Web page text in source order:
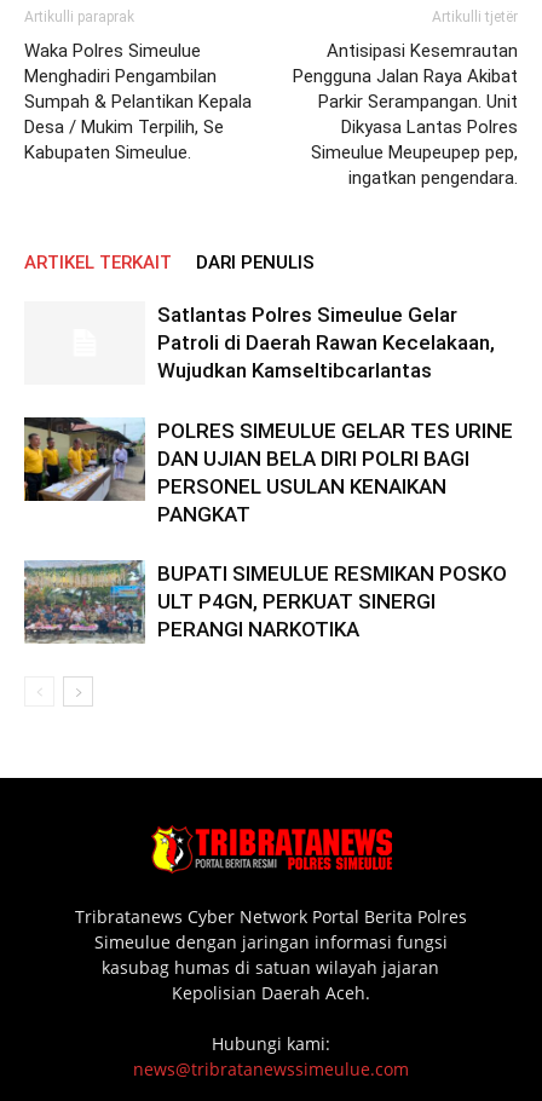
Artikulli paraprak
Waka Polres Simeulue
Menghadiri Pengambilan
Sumpah & Pelantikan Kepala
Desa / Mukim Terpilih, Se
Kabupaten Simeulue.
Artikulli tjetër
Antisipasi Kesemrautan
Pengguna Jalan Raya Akibat
Parkir Serampangan. Unit
Dikyasa Lantas Polres
Simeulue Meupeupep pep,
ingatkan pengendara.
ARTIKEL TERKAIT DARI PENULIS
Satlantas Polres Simeulue Gelar
Patroli di Daerah Rawan Kecelakaan,
Wujudkan Kamseltibcarlantas
POLRES SIMEULUE GELAR TES URINE
DAN UJIAN BELA DIRI POLRI BAGI
PERSONEL USULAN KENAIKAN
PANGKAT
BUPATI SIMEULUE RESMIKAN POSKO
ULT P4GN, PERKUAT SINERGI
PERANGI NARKOTIKA
Tribratanews Cyber Network Portal Berita Polres
Simeulue dengan jaringan informasi fungsi
kasubag humas di satuan wilayah jajaran
Kepolisian Daerah Aceh.
Hubungi kami:
news@tribratanewssimeulue.com